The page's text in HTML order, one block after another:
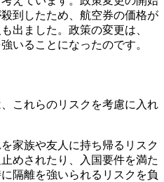
到したため、航空券の価格が
出ました。政策の変更は、
いることになったのです。
これらのリスクを考慮に入れ
家族や友人に持ち帰るリスク
めされたり、入国要件を満た
隔離を強いられるリスクを負